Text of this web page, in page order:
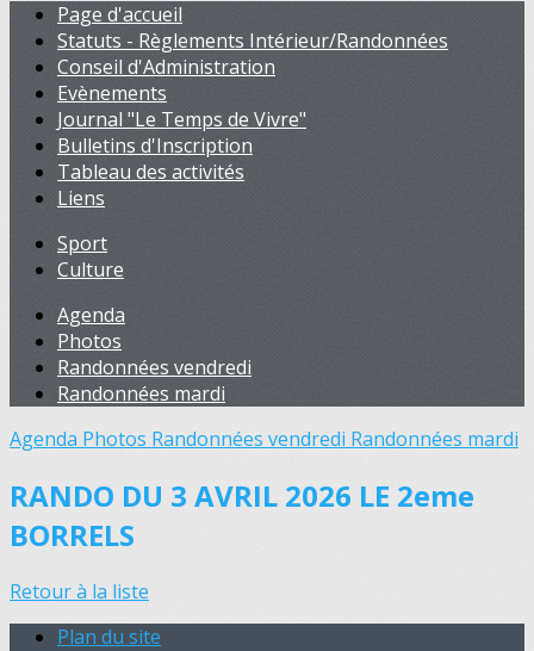
Page d'accueil
Statuts - Règlements Intérieur/Randonnées
Conseil d'Administration
Evènements
Journal "Le Temps de Vivre"
Bulletins d'Inscription
Tableau des activités
Liens
Sport
Culture
Agenda
Photos
Randonnées vendredi
Randonnées mardi
Agenda Photos Randonnées vendredi Randonnées mardi
RANDO DU 3 AVRIL 2026 LE 2eme
BORRELS
Retour à la liste
Plan du site